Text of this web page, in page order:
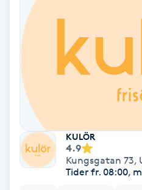
Fransförlängning Volym
Fransk manikyr
Fransrengöring
Frekvensterapi
Friskvård
KULÖR
4.9
Kungsgatan 73,
Tider fr. 08:00,